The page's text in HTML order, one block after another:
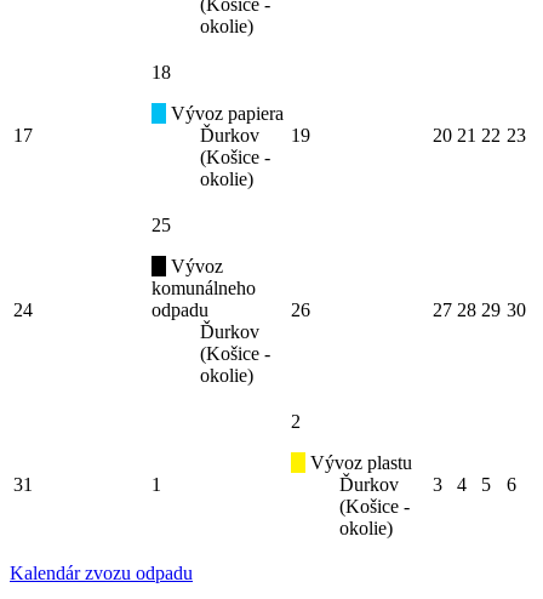
(Košice -
okolie)
17
18
Vývoz papiera
Ďurkov
(Košice -
okolie)
19 20 21 22 23
24
25
Vývoz
komunálneho
odpadu
Ďurkov
(Košice -
okolie)
26 27 28 29 30
31 1
2
Vývoz plastu
Ďurkov
(Košice -
okolie)
3 4 5 6
Kalendár zvozu odpadu